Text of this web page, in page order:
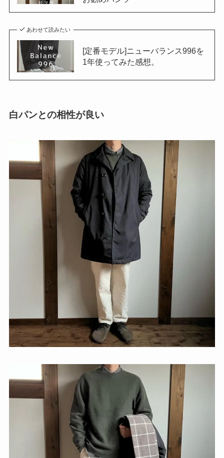
あわせて読みたい
[定番モデル]ニューバランス996を
1年使ってみた感想。
白パンとの相性が良い